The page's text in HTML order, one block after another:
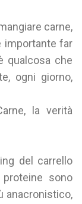
carne,
importante far
qualcosa che
ogni giorno,
la verità
del carrello
sono
anacronistico,